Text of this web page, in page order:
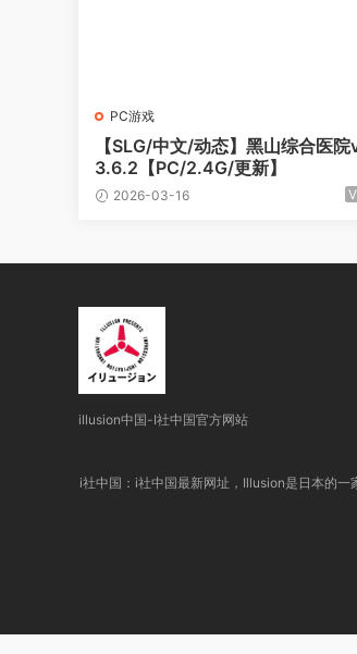
PC游戏
【SLG/中文/动态】黑山综合医院
3.6.2【PC/2.4G/更新】
2026-03-16
illusion中国-I社中国官方网站
i社中国： i社中国最新网址， Illusion是日本的一